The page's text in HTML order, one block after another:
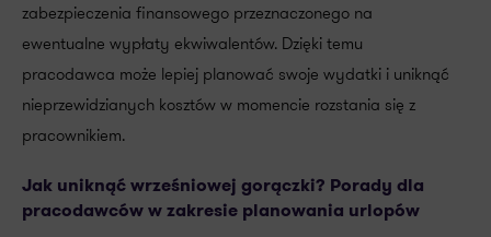
zabezpieczenia finansowego przeznaczonego na
ewentualne wypłaty ekwiwalentów. Dzięki temu
pracodawca może lepiej planować swoje wydatki i uniknąć
nieprzewidzianych kosztów w momencie rozstania się z
pracownikiem.
Jak uniknąć wrześniowej gorączki? Porady dla
pracodawców w zakresie planowania urlopów